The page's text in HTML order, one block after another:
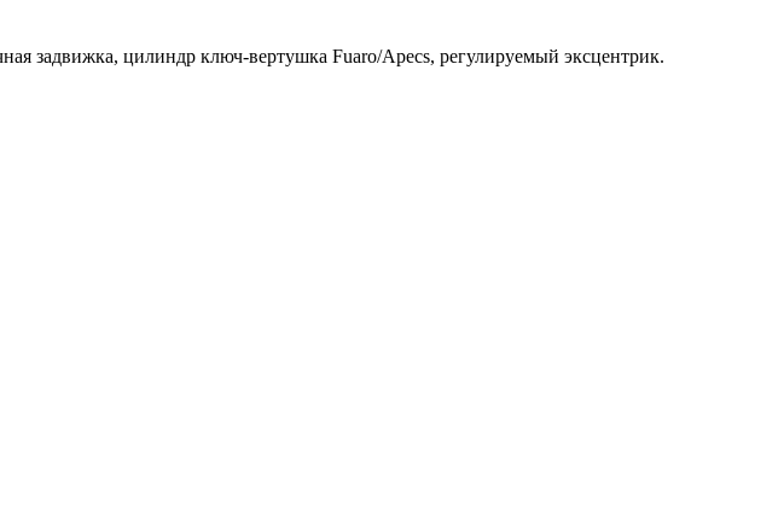
задвижка, цилиндр ключ-вертушка Fuaro/Apecs, регулируемый эксцентрик.